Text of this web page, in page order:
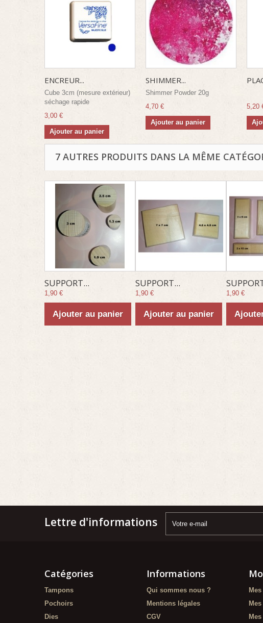
ENCREUR...
Cube 3cm (mesure extérieur)
séchage rapide
3,00 €
Ajouter au panier
SHIMMER...
Shimmer Powder 20g
4,70 €
Ajouter au panier
5,20
7 AUTRES PRODUITS DANS LA MÊME
SUPPORT...
1,90 €
Ajouter au panier
SUPPORT...
1,90 €
Ajouter au panier
1,90 €
Lettre d'informations
Catégories
Tampons
Pochoirs
Dies
Informations
Qui sommes nous ?
Mentions légales
CGV